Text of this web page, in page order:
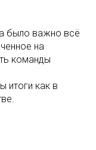
было важно всё
на
команды
итоги как в